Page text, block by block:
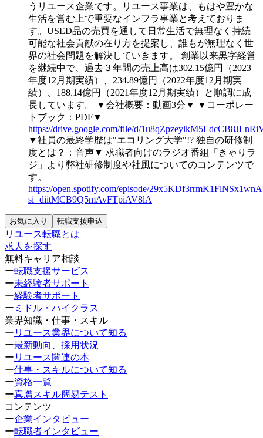
うリユース企業です。リユース事業は、もはや豊かな
生活を営む上で重要なインフラ事業と考えておりま
す。USED品の売買を通して日常生活で無理なく持続
可能な社会貢献の在り方を提案し、誰もが無理なく世
界の社会問題を解決していきます。
創業以来黒字経営
を継続中で、過去３年間の売上高は302.15億円（2023
年度12月期実績）、234.89億円（2022年度12月期実
績）、188.14億円（2021年度12月期実績）と順調に成
長しています。
▼会社概要：動画3分▼ ▼コーポレー
トブック：PDF▼
https://drive.google.com/file/d/
▼社員の最終学歴は"エコリング大学"!? 独自の研修制
度とは？：音声▼ 求職者向けのラジオ番組「きゃりラ
ジ」より弊社研修制度や社風についてのコンテンツで
す。
https://open.spotify.com/episode/
si=diitMCB9Q5mAvFTpiAV8lA
お気に入り 転職支援申込
リユース転職とは
求人を探す
無料キャリア相談
ー転職支援サービス
ー未経験者サポート
ー経験者サポート
ー ミドル・ハイクラス
業界知識・仕事・スキル
ー リユース業界について知る
ー最新動向、採用状況
ー リユース関連の本
ー仕事・スキルについて知る
ー資格一覧
ー真贋スキル簡易テスト
コンテンツ
ー企業インタビュー
ー転職者インタビュー